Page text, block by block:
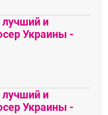
и
Украины -
и
Украины -